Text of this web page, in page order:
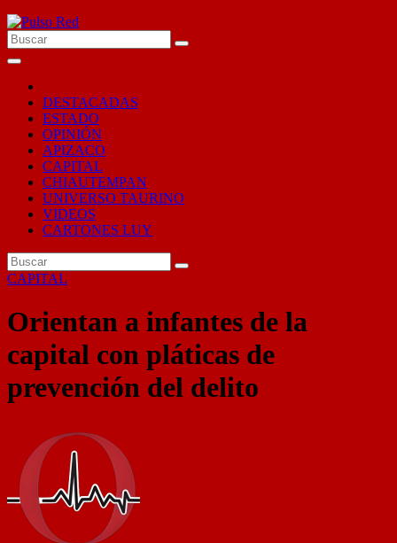
Ir
al
contenido
DESTACADAS
ESTADO
OPINIÓN
APIZACO
CAPITAL
CHIAUTEMPAN
UNIVERSO TAURINO
VIDEOS
CARTONES LUY
CAPITAL
Orientan a infantes de la
capital con pláticas de
prevención del delito